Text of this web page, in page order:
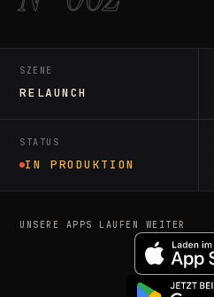
SZENE
RELAUNCH
STATUS
IN PRODUKTION
UNSERE APPS LAUFEN WEITER